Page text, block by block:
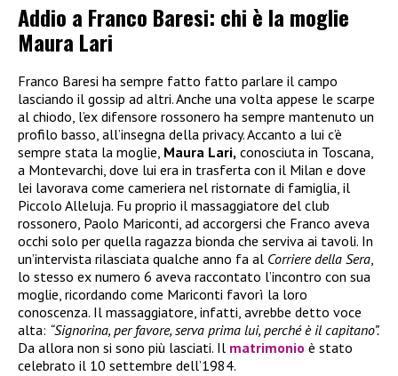
Addio a Franco Baresi: chi è la moglie
Maura Lari
Franco Baresi ha sempre fatto fatto parlare il campo
lasciando il gossip ad altri. Anche una volta appese le scarpe
al chiodo, l’ex difensore rossonero ha sempre mantenuto un
profilo basso, all’insegna della privacy. Accanto a lui c’è
sempre stata la moglie, Maura Lari, conosciuta in Toscana,
a Montevarchi, dove lui era in trasferta con il Milan e dove
lei lavorava come cameriera nel ristornate di famiglia, il
Piccolo Alleluja. Fu proprio il massaggiatore del club
rossonero, Paolo Mariconti, ad accorgersi che Franco aveva
occhi solo per quella ragazza bionda che serviva ai tavoli. In
un’intervista rilasciata qualche anno fa al Corriere della Sera,
lo stesso ex numero 6 aveva raccontato l’incontro con sua
moglie, ricordando come Mariconti favorì la loro
conoscenza. Il massaggiatore, infatti, avrebbe detto voce
alta: “Signorina, per favore, serva prima lui, perché è il capitano”.
Da allora non si sono più lasciati. Il matrimonio è stato
celebrato il 10 settembre dell’1984.